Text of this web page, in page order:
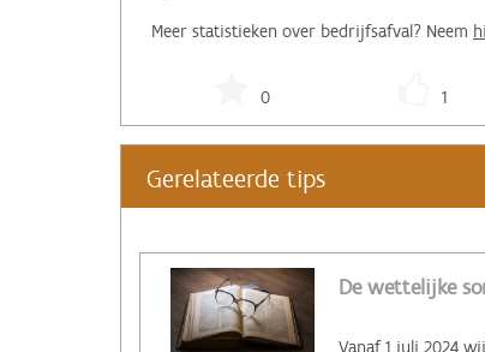
Meer statistieken over bedrijfsafval? Neem
0 1
Gerelateerde tips
De wettelijke